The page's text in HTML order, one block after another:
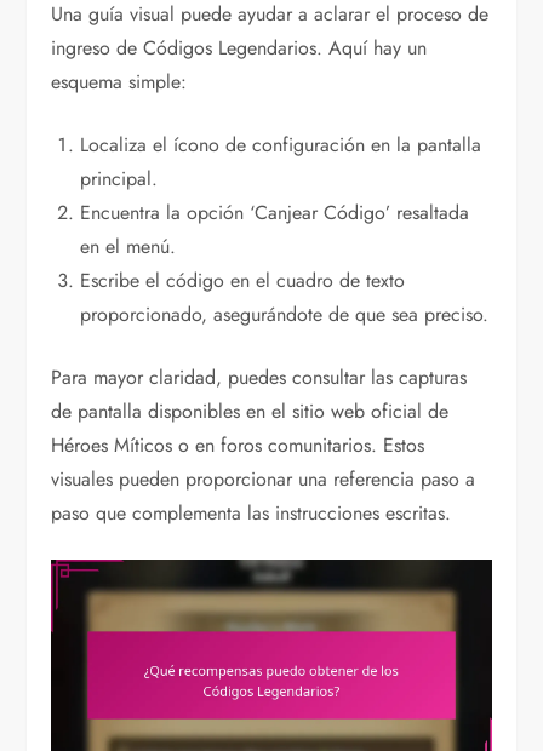
Una guía visual puede ayudar a aclarar el proceso de
ingreso de Códigos Legendarios. Aquí hay un
esquema simple:
Localiza el ícono de configuración en la pantalla
principal.
Encuentra la opción ‘Canjear Código’ resaltada
en el menú.
Escribe el código en el cuadro de texto
proporcionado, asegurándote de que sea preciso.
Para mayor claridad, puedes consultar las capturas
de pantalla disponibles en el sitio web oficial de
Héroes Míticos o en foros comunitarios. Estos
visuales pueden proporcionar una referencia paso a
paso que complementa las instrucciones escritas.